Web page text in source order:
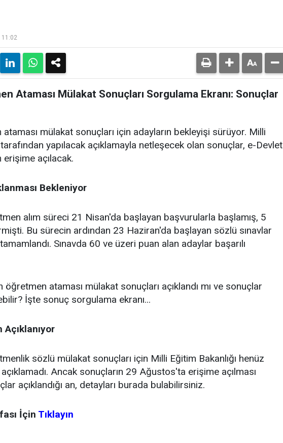
Ataması Mülakat Sonuçları Sorgulama Ekranı: Sonuçlar
mülakat sonuçları için adayların bekleyişi sürüyor. Milli
tarafından yapılacak açıklamayla netleşecek olan sonuçlar, e-Devlet
erişime açılacak.
Bekleniyor
alım süreci 21 Nisan'da başlayan başvurularla başlamış, 5
Bu sürecin ardından 23 Haziran'da başlayan sözlü sınavlar
Sınavda 60 ve üzeri puan alan adaylar başarılı
öğretmen ataması mülakat sonuçları açıklandı mı ve sonuçlar
İşte sonuç sorgulama ekranı...
sözlü mülakat sonuçları için Milli Eğitim Bakanlığı henüz
Ancak sonuçların 29 Ağustos'ta erişime açılması
açıklandığı an, detayları burada bulabilirsiniz.
İçin Tıklayın